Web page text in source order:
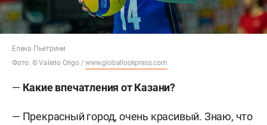
Елена Пьетрини
Фото: © Valerio Origo /www.globallookpress.com
— Какие впечатления от Казани?
— Прекрасный город, очень красивый. Знаю, что